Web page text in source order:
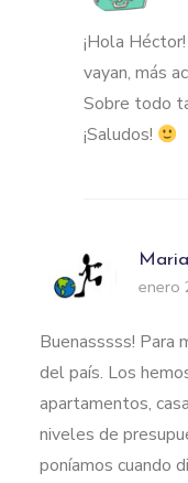
¡Hola
vayan, más
Sobre todo
¡Saludos!
enero
Buenasssss! Para
del país. Los
apartamentos,
niveles de
poníamos cuando